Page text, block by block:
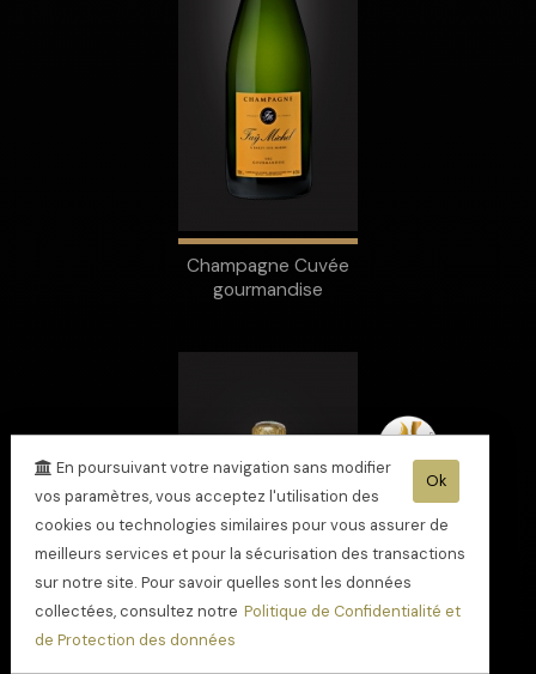
Champagne Cuvée
gourmandise
Ok
En poursuivant votre navigation sans modifier
vos paramètres, vous acceptez l'utilisation des
cookies ou technologies similaires pour vous assurer de
meilleurs services et pour la sécurisation des transactions
sur notre site. Pour savoir quelles sont les données
collectées, consultez notre Politique de Confidentialité et
de Protection des données